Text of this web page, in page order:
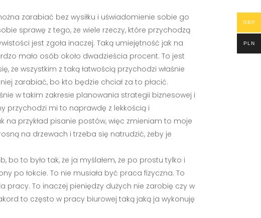
zarabiać bez wysiłku i uświadomienie sobie go
sprawę z tego, że wiele rzeczy, które przychodzą
jest zgoła inaczej. Taką umiejętność jak na
mało osób około dwadzieścia procent. To jest
że wszystkim z taką łatwością przychodzi właśnie
zarabiać, bo kto będzie chciał za to płacić.
w takim zakresie planowania strategii biznesowej i
przychodzi mi to naprawdę z lekkością i
przykład pisanie postów, więc zmieniam to moje
na drzewach i trzeba się natrudzić, żeby je
to było tak, że ja myślałem, że po prostu tylko i
po łokcie. To nie musiała być praca fizyczna. To
To inaczej pieniędzy dużych nie zarobię czy w
to często w pracy biurowej taką jaką ja wykonuję
GBP
PLN